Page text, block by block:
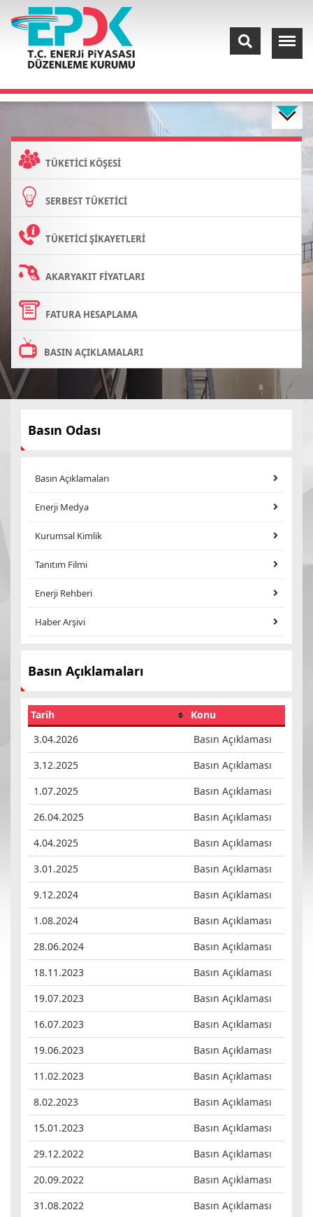
TÜKETİCİ KÖŞESİ
SERBEST TÜKETİCİ
TÜKETİCİ ŞİKAYETLERİ
AKARYAKIT FİYATLARI
FATURA HESAPLAMA
BASIN AÇIKLAMALARI
Basın Odası
Basın Açıklamaları
Enerji Medya
Kurumsal Kimlik
Tanıtım Filmi
Enerji Rehberi
Haber Arşivi
Basın Açıklamaları
Tarih
Konu
3.04.2026
Basın Açıklaması
3.12.2025
Basın Açıklaması
1.07.2025
Basın Açıklaması
26.04.2025
Basın Açıklaması
4.04.2025
Basın Açıklaması
3.01.2025
Basın Açıklaması
9.12.2024
Basın Açıklaması
1.08.2024
Basın Açıklaması
28.06.2024
Basın Açıklaması
18.11.2023
Basın Açıklaması
19.07.2023
Basın Açıklaması
16.07.2023
Basın Açıklaması
19.06.2023
Basın Açıklaması
11.02.2023
Basın Açıklaması
8.02.2023
Basın Açıklaması
15.01.2023
Basın Açıklaması
29.12.2022
Basın Açıklaması
20.09.2022
Basın Açıklaması
31.08.2022
Basın Açıklaması